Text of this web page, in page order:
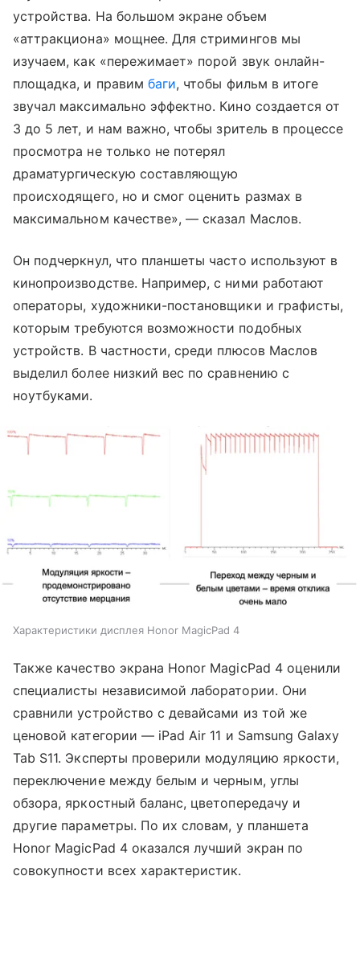
устройства. На большом экране объем
«аттракциона» мощнее. Для стримингов мы
изучаем, как «пережимает» порой звук онлайн-
площадка, и правим баги, чтобы фильм в итоге
звучал максимально эффектно. Кино создается от
3 до 5 лет, и нам важно, чтобы зритель в процессе
просмотра не только не потерял
драматургическую составляющую
происходящего, но и смог оценить размах в
максимальном качестве», — сказал Маслов.
Он подчеркнул, что планшеты часто используют в
кинопроизводстве. Например, с ними работают
операторы, художники-постановщики и графисты,
которым требуются возможности подобных
устройств. В частности, среди плюсов Маслов
выделил более низкий вес по сравнению с
ноутбуками.
Характеристики дисплея Honor MagicPad 4
Также качество экрана Honor MagicPad 4 оценили
специалисты независимой лаборатории. Они
сравнили устройство с девайсами из той же
ценовой категории — iPad Air 11 и Samsung Galaxy
Tab S11. Эксперты проверили модуляцию яркости,
переключение между белым и черным, углы
обзора, яркостный баланс, цветопередачу и
другие параметры. По их словам, у планшета
Honor MagicPad 4 оказался лучший экран по
совокупности всех характеристик.